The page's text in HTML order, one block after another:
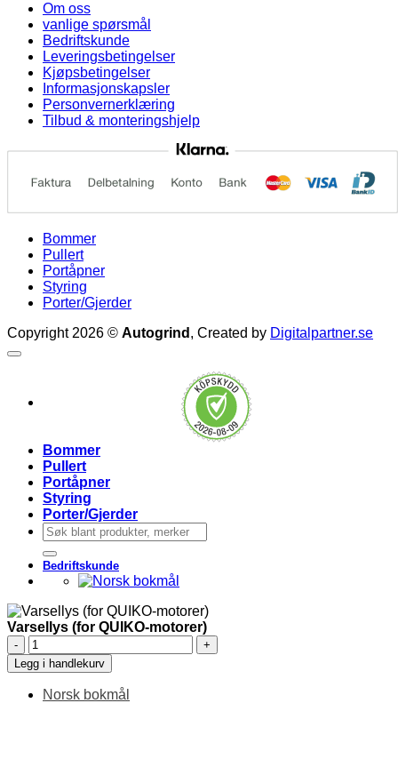
Om oss
vanlige spørsmål
Bedriftskunde
Leveringsbetingelser
Kjøpsbetingelser
Informasjonskapsler
Personvernerklæring
Tilbud & monteringshjelp
Bommer
Pullert
Portåpner
Styring
Porter/Gjerder
Copyright 2026 © Autogrind , Created by Digitalpartner.se
Bommer
Pullert
Portåpner
Styring
Porter/Gjerder
Søk
etter:
Bedriftskunde
Varsellys (for QUIKO-motorer)
Varsellys
(for
QUIKO-
motorer)
antall
Legg i handlekurv
Norsk bokmål